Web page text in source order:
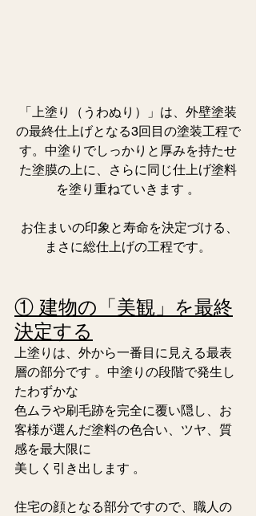
「上塗り（うわぬり）」は、外壁塗装
の最終仕上げとなる3回目の塗装工程で
す。中塗りでしっかりと厚みを持たせ
た塗膜の上に、さらに同じ仕上げ塗料
を塗り重ねていきます 。
まさに総仕上げの工程です。
① 建物の「美観」を最終
決定する
上塗りは、外から一番目に見える最表
層の部分です 。中塗りの段階で発生し
たわずかな
色ムラや刷毛跡を完全に覆い隠し、お
客様が選んだ塗料の色合い、ツヤ、質
感を最大限に
美しく引き出します 。
住宅の顔となる部分ですので、職人の